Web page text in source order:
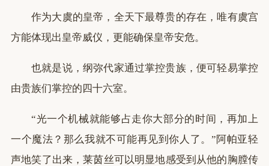
作为大虞的皇帝，全天下最尊贵的存在，唯有虞宫
方能体现出皇帝威仪，更能确保皇帝安危。
也就是说，纲弥代家通过掌控贵族，便可轻易掌控
由贵族们掌控的四十六室。
“光一个机械就能够占走你大部分的时间，再加上
一个魔法？那么我就不可能再见到你人了。”阿帕亚轻
声地笑了出来，莱茵丝可以明显地感受到从他的胸膛传